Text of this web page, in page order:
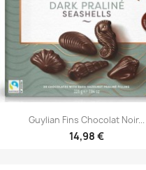
Vista rápida
Guylian Fins Chocolat Noir...
14,98 €